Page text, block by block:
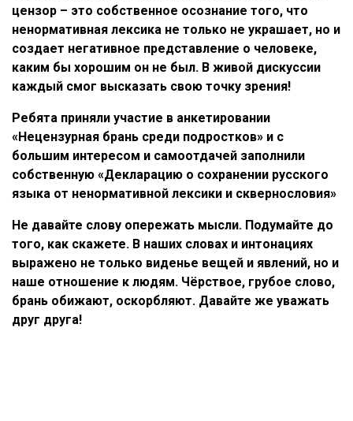
цензор – это собственное осознание того, что
ненормативная лексика не только не украшает, но и
создает негативное представление о человеке,
каким бы хорошим он не был. В живой дискуссии
каждый смог высказать свою точку зрения!
Ребята приняли участие в анкетировании
«Нецензурная брань среди подростков» и с
большим интересом и самоотдачей заполнили
собственную «Декларацию о сохранении русского
языка от ненормативной лексики и сквернословия»
Не давайте слову опережать мысли. Подумайте до
того, как скажете. В наших словах и интонациях
выражено не только виденье вещей и явлений, но и
наше отношение к людям. Чёрствое, грубое слово,
брань обижают, оскорбляют. Давайте же уважать
друг друга!